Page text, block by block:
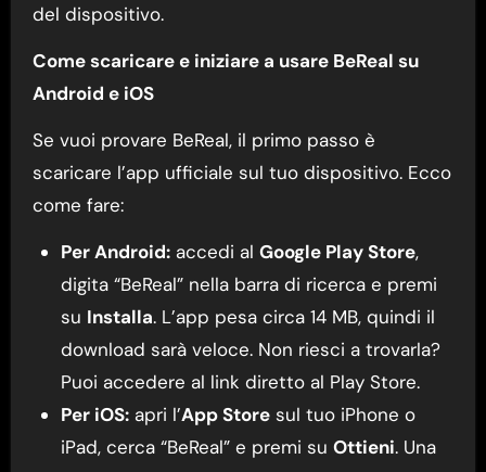
del dispositivo.
Come scaricare e iniziare a usare BeReal su
Android e iOS
Se vuoi provare BeReal, il primo passo è
scaricare l’app ufficiale sul tuo dispositivo. Ecco
come fare:
Per Android:accedi al Google Play Store,
digita “BeReal” nella barra di ricerca e premi
su Installa. L’app pesa circa 14 MB, quindi il
download sarà veloce. Non riesci a trovarla?
Puoi accedere al link diretto al Play Store.
Per iOS:apri l’App Storesul tuo iPhone o
iPad, cerca “BeReal” e premi su Ottieni. Una